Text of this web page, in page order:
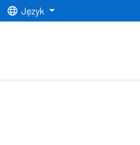
Normalny rozmiar czcionki
Rozmiar czcionki 150% Rozmiar czcionki 200%
Język